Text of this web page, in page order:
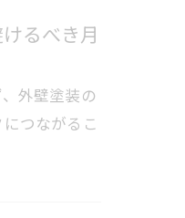
るべき月
外壁塗装の
つながるこ